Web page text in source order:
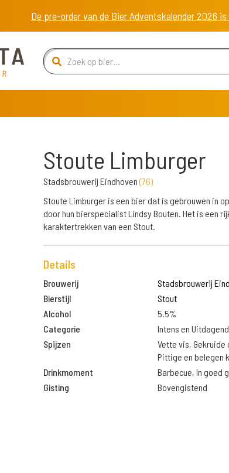
De pre-order van de Bier Adventskalender 2026
Stoute Limburger
Stadsbrouwerij Eindhoven(76)
Stoute Limburger is een bier dat is gebrouwen in
door hun bierspecialist Lindsy Bouten. Het is een
karaktertrekken van een Stout.
Details
Brouwerij
Stadsbrouwerij
Bierstijl
Stout
Alcohol
5.5%
Categorie
Intens en Uitdagend
Spijzen
Vette vis,
Pittige en belegen
Drinkmoment
Barbecue, In goed
Gisting
Bovengistend